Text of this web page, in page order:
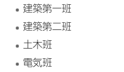
建築第一班
建築第二班
土木班
電気班